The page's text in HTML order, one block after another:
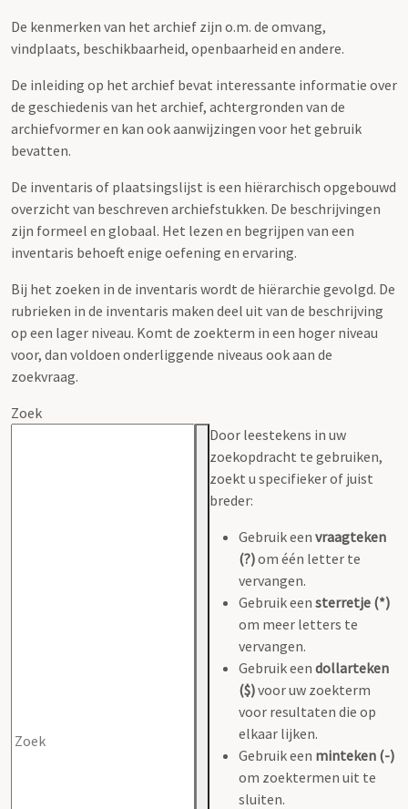
De kenmerken van het archief zijn o.m. de omvang,
vindplaats, beschikbaarheid, openbaarheid en andere.
De inleiding op het archief bevat interessante informatie over
de geschiedenis van het archief, achtergronden van de
archiefvormer en kan ook aanwijzingen voor het gebruik
bevatten.
De inventaris of plaatsingslijst is een hiërarchisch opgebouwd
overzicht van beschreven archiefstukken. De beschrijvingen
zijn formeel en globaal. Het lezen en begrijpen van een
inventaris behoeft enige oefening en ervaring.
Bij het zoeken in de inventaris wordt de hiërarchie gevolgd. De
rubrieken in de inventaris maken deel uit van de beschrijving
op een lager niveau. Komt de zoekterm in een hoger niveau
voor, dan voldoen onderliggende niveaus ook aan de
zoekvraag.
Zoek
Door leestekens in uw
zoekopdracht te gebruiken,
zoekt u specifieker of juist
breder:
Gebruik een vraagteken
(?)om één letter te
vervangen.
Gebruik een sterretje (*)
om meer letters te
vervangen.
Gebruik een dollarteken
($)voor uw zoekterm
voor resultaten die op
elkaar lijken.
Gebruik een minteken (-)
om zoektermen uit te
sluiten.